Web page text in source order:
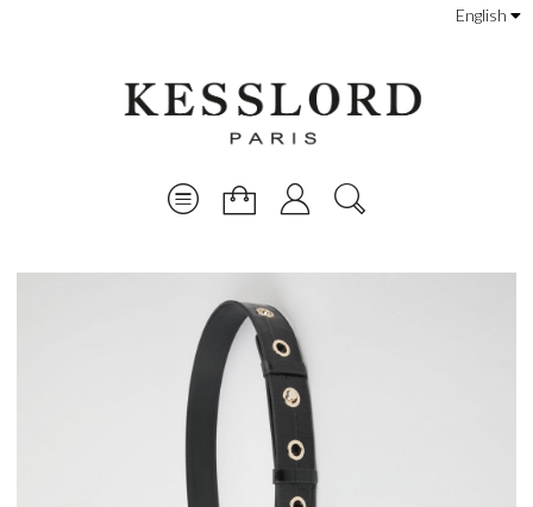
English